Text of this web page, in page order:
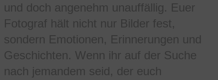
und doch angenehm unauffällig. Euer
Fotograf hält nicht nur Bilder fest,
sondern Emotionen, Erinnerungen und
Geschichten. Wenn ihr auf der Suche
nach jemandem seid, der euch